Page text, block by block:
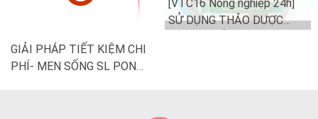
KHÁCH HÀNG
DO BỆNH ĐƯỜNG RUỘT
TRÊN TÔM